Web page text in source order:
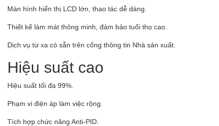
Màn hình hiển thị LCD lớn, thao tác dễ dàng.
Thiết kế làm mát thông minh, đảm bảo tuổi thọ cao.
Dịch vụ từ xa có sẵn trên cổng thông tin Nhà sản xuất.
Hiệu suất cao
Hiệu suất tối đa 99%.
Phạm vi điện áp làm việc rộng.
Tích hợp chức năng Anti-PID.